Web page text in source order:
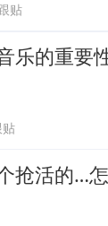
贴
乐的重要
抢活的…